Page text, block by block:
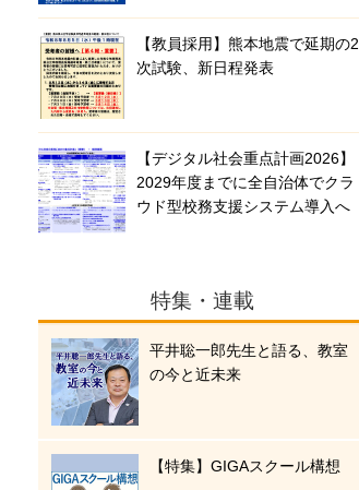
【教員採用】熊本地震で延期の2
次試験、新日程発表
【デジタル社会重点計画2026】
2029年度までに全自治体でクラ
ウド型校務支援システム導入へ
特集・連載
平井聡一郎先生と語る、教室
の今と近未来
【特集】GIGAスクール構想